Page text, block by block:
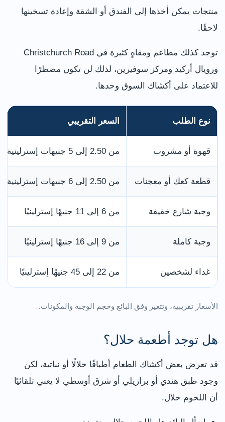
منتجات يمكن أخذها إلى الفندق أو الشقة وإعادة تسخينها
لاحقًا.
توجد كذلك مطاعم ومقاهٍ كثيرة في Christchurch Road
ورويال أركيد ومركز سوفيرين، لذلك لن تكون مضطرًا
للاعتماد على أكشاك السوق وحدها.
نوع الطلب السعر التقريبي
قهوة أو مشروب من 2.50 إلى 5 جنيهات إسترلينية
قطعة كعك أو معجنات من 2.50 إلى 6 جنيهات إسترلينية
وجبة شارع خفيفة من 6 إلى 11 جنيهًا إسترلينيًا
وجبة كاملة من 9 إلى 16 جنيهًا إسترلينيًا
غداء لشخصين من 22 إلى 45 جنيهًا إسترلينيًا
الأسعار تقريبية، وتتغير وفق البائع وحجم الوجبة والمكونات.
هل توجد أطعمة حلال؟
قد تعرض بعض أكشاك الطعام أطباقًا حلالًا أو نباتية، لكن
وجود طبق هندي أو برازيلي أو شرق أوسطي لا يعني تلقائيًا
أن اللحوم حلال.